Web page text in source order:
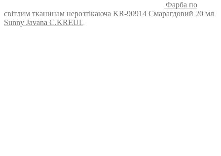
Фарба по
світлим тканинам нерозтікаюча KR-90914 Смарагдовий 20 мл
Sunny Javana C.KREUL